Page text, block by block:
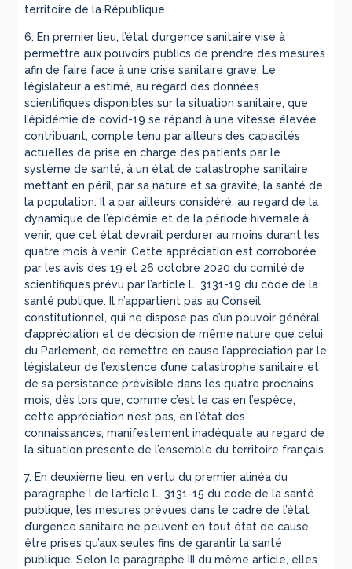
territoire de la République.
6. En premier lieu, l’état d’urgence sanitaire vise à
permettre aux pouvoirs publics de prendre des mesures
afin de faire face à une crise sanitaire grave. Le
législateur a estimé, au regard des données
scientifiques disponibles sur la situation sanitaire, que
l’épidémie de covid-19 se répand à une vitesse élevée
contribuant, compte tenu par ailleurs des capacités
actuelles de prise en charge des patients par le
système de santé, à un état de catastrophe sanitaire
mettant en péril, par sa nature et sa gravité, la santé de
la population. Il a par ailleurs considéré, au regard de la
dynamique de l’épidémie et de la période hivernale à
venir, que cet état devrait perdurer au moins durant les
quatre mois à venir. Cette appréciation est corroborée
par les avis des 19 et 26 octobre 2020 du comité de
scientifiques prévu par l’article L. 3131-19 du code de la
santé publique. Il n’appartient pas au Conseil
constitutionnel, qui ne dispose pas d’un pouvoir général
d’appréciation et de décision de même nature que celui
du Parlement, de remettre en cause l’appréciation par le
législateur de l’existence d’une catastrophe sanitaire et
de sa persistance prévisible dans les quatre prochains
mois, dès lors que, comme c’est le cas en l’espèce,
cette appréciation n’est pas, en l’état des
connaissances, manifestement inadéquate au regard de
la situation présente de l’ensemble du territoire français.
7. En deuxième lieu, en vertu du premier alinéa du
paragraphe I de l’article L. 3131-15 du code de la santé
publique, les mesures prévues dans le cadre de l’état
d’urgence sanitaire ne peuvent en tout état de cause
être prises qu’aux seules fins de garantir la santé
publique. Selon le paragraphe III du même article, elles